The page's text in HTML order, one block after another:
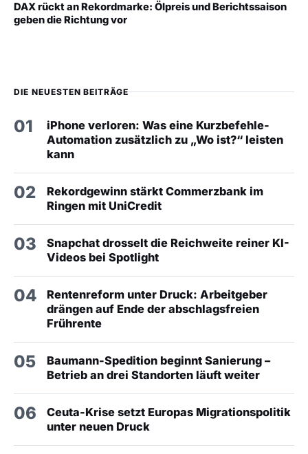
DAX rückt an Rekordmarke: Ölpreis und Berichtssaison
geben die Richtung vor
DIE NEUESTEN BEITRÄGE
01
iPhone verloren: Was eine Kurzbefehle-
Automation zusätzlich zu „Wo ist?“ leisten
kann
02
Rekordgewinn stärkt Commerzbank im
Ringen mit UniCredit
03
Snapchat drosselt die Reichweite reiner KI-
Videos bei Spotlight
04
Rentenreform unter Druck: Arbeitgeber
drängen auf Ende der abschlagsfreien
Frührente
05
Baumann-Spedition beginnt Sanierung –
Betrieb an drei Standorten läuft weiter
06
Ceuta-Krise setzt Europas Migrationspolitik
unter neuen Druck